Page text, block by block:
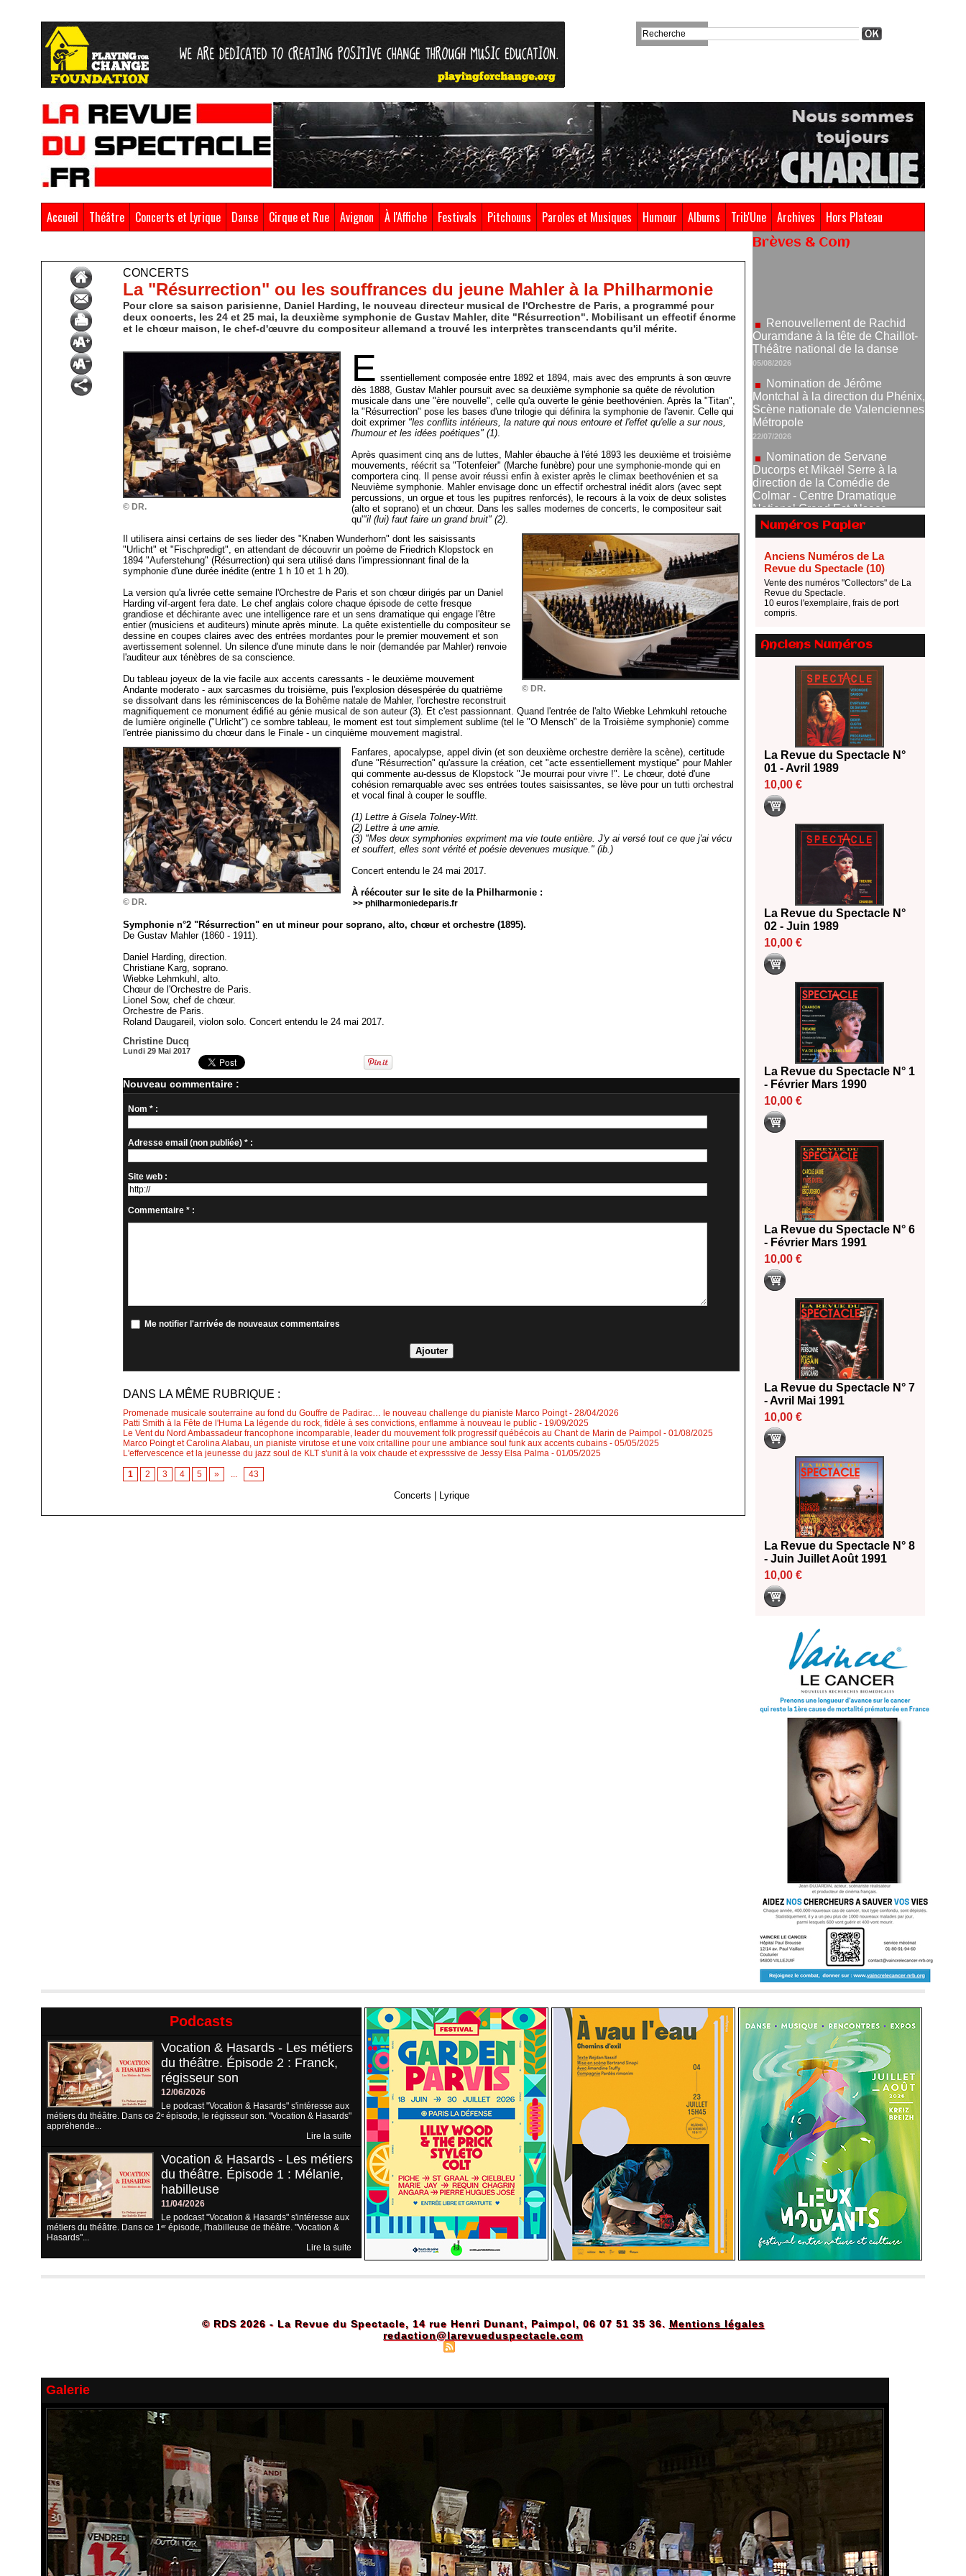
Accueil Théâtre Concerts et Lyrique Danse Cirque et Rue Avignon À l'Affiche Festivals Pitchouns Paroles et Musiques Humour Albums Trib'Une Archives Hors Plateau
CONCERTS
La "Résurrection" ou les souffrances du jeune Mahler à la Philharmonie
Pour clore sa saison parisienne, Daniel Harding, le nouveau directeur musical de l'Orchestre de Paris, a programmé pour
deux concerts, les 24 et 25 mai, la deuxième symphonie de Gustav Mahler, dite "Résurrection". Mobilisant un effectif énorme
et le chœur maison, le chef-d'œuvre du compositeur allemand a trouvé les interprètes transcendants qu'il mérite.
© DR.
E ssentiellement composée entre 1892 et 1894, mais avec des emprunts à son œuvre
dès 1888, Gustav Mahler poursuit avec sa deuxième symphonie sa quête de révolution
musicale dans une "ère nouvelle", celle qu'a ouverte le génie beethovénien. Après la "Titan",
la "Résurrection" pose les bases d'une trilogie qui définira la symphonie de l'avenir. Celle qui
doit exprimer "les conflits intérieurs, la nature qui nous entoure et l'effet qu'elle a sur nous,
l'humour et les idées poétiques" (1).
Après quasiment cinq ans de luttes, Mahler ébauche à l'été 1893 les deuxième et troisième
mouvements, réécrit sa "Totenfeier" (Marche funèbre) pour une symphonie-monde qui en
comportera cinq. Il pense avoir réussi enfin à exister après le climax beethovénien et sa
Neuvième symphonie. Mahler envisage donc un effectif orchestral inédit alors (avec sept
percussions, un orgue et tous les pupitres renforcés), le recours à la voix de deux solistes
(alto et soprano) et un chœur. Dans les salles modernes de concerts, le compositeur sait
qu'"il (lui) faut faire un grand bruit" (2).
© DR.
Il utilisera ainsi certains de ses lieder des "Knaben Wunderhorn" dont les saisissants
"Urlicht" et "Fischpredigt", en attendant de découvrir un poème de Friedrich Klopstock en
1894 "Auferstehung" (Résurrection) qui sera utilisé dans l'impressionnant final de la
symphonie d'une durée inédite (entre 1 h 10 et 1 h 20).
La version qu'a livrée cette semaine l'Orchestre de Paris et son chœur dirigés par un Daniel
Harding vif-argent fera date. Le chef anglais colore chaque épisode de cette fresque
grandiose et déchirante avec une intelligence rare et un sens dramatique qui engage l'être
entier (musiciens et auditeurs) minute après minute. La quête existentielle du compositeur se
dessine en coupes claires avec des entrées mordantes pour le premier mouvement et son
avertissement solennel. Un silence d'une minute dans le noir (demandée par Mahler) renvoie
l'auditeur aux ténèbres de sa conscience.
Du tableau joyeux de la vie facile aux accents caressants - le deuxième mouvement
Andante moderato - aux sarcasmes du troisième, puis l'explosion désespérée du quatrième
se dissolvant dans les réminiscences de la Bohême natale de Mahler, l'orchestre reconstruit
magnifiquement ce monument édifié au génie musical de son auteur (3). Et c'est passionnant. Quand l'entrée de l'alto Wiebke Lehmkuhl retouche
de lumière originelle ("Urlicht") ce sombre tableau, le moment est tout simplement sublime (tel le "O Mensch" de la Troisième symphonie) comme
l'entrée pianissimo du chœur dans le Finale - un cinquième mouvement magistral.
© DR.
Fanfares, apocalypse, appel divin (et son deuxième orchestre derrière la scène), certitude
d'une "Résurrection" qu'assure la création, cet "acte essentiellement mystique" pour Mahler
qui commente au-dessus de Klopstock "Je mourrai pour vivre !". Le chœur, doté d'une
cohésion remarquable avec ses entrées toutes saisissantes, se lève pour un tutti orchestral
et vocal final à couper le souffle.
(1) Lettre à Gisela Tolney-Witt.
(2) Lettre à une amie.
(3) "Mes deux symphonies expriment ma vie toute entière. J'y ai versé tout ce que j'ai vécu
et souffert, elles sont vérité et poésie devenues musique." (ib.)
Concert entendu le 24 mai 2017.
À réécouter sur le site de la Philharmonie :
>> philharmoniedeparis.fr
Symphonie n°2 "Résurrection" en ut mineur pour soprano, alto, chœur et orchestre (1895).
De Gustav Mahler (1860 - 1911).
Daniel Harding, direction.
Christiane Karg, soprano.
Wiebke Lehmkuhl, alto.
Chœur de l'Orchestre de Paris.
Lionel Sow, chef de chœur.
Orchestre de Paris.
Roland Daugareil, violon solo. Concert entendu le 24 mai 2017.
Christine Ducq
Lundi 29 Mai 2017
Nouveau commentaire :
Nom * :
Adresse email (non publiée) * :
Site web :
Commentaire * :
Me notifier l'arrivée de nouveaux commentaires
DANS LA MÊME RUBRIQUE :
Promenade musicale souterraine au fond du Gouffre de Padirac… le nouveau challenge du pianiste Marco Poingt - 28/04/2026
Patti Smith à la Fête de l'Huma La légende du rock, fidèle à ses convictions, enflamme à nouveau le public - 19/09/2025
Le Vent du Nord Ambassadeur francophone incomparable, leader du mouvement folk progressif québécois au Chant de Marin de Paimpol - 01/08/2025
Marco Poingt et Carolina Alabau, un pianiste virutose et une voix critalline pour une ambiance soul funk aux accents cubains - 05/05/2025
L'effervescence et la jeunesse du jazz soul de KLT s'unit à la voix chaude et expresssive de Jessy Elsa Palma - 01/05/2025
1 2 3 4 5 » ... 43
Concerts Lyrique
Brèves & Com
Nomination de Jérôme
Montchal à la direction du Phénix,
Scène nationale de Valenciennes
22/07/2026
Nomination de Servane
Ducorps et Mikaël Serre à la
direction de la Comédie de
National Grand Est Alsace
07/07/2026
Thomas Jolly et Laëtitia
Guédon nommés à la direction du
TNP
Fonds SACD Théâtre : les
lauréats 2026
23/06/2026
Dispositif ARTCENA Écrire
pour le cirque, les lauréats 2026 !
Le palmarès des prix SACD
Les 10 lauréats du Fonds
Grandes Formes Théâtre 2026
Nomination de Nathalie
Garraud et Olivier Saccomano à
la direction du Théâtre de
Gennevilliers - CDN
13/06/2026
Dispositif SACD Auteurs
d'espaces : les lauréats 2026
Numéros Papier
Anciens Numéros de La
Revue du Spectacle (10)
Vente des numéros "Collectors" de La
Revue du Spectacle.
10 euros l'exemplaire, frais de port
compris.
Anciens Numéros
La Revue du Spectacle N°
01 - Avril 1989
10,00 €
La Revue du Spectacle N°
02 - Juin 1989
10,00 €
La Revue du Spectacle N° 1
- Février Mars 1990
10,00 €
La Revue du Spectacle N° 6
- Février Mars 1991
10,00 €
La Revue du Spectacle N° 7
- Avril Mai 1991
10,00 €
La Revue du Spectacle N° 8
- Juin Juillet Août 1991
10,00 €
Podcasts
Vocation & Hasards - Les métiers
du théâtre. Épisode 2 : Franck,
régisseur son
12/06/2026
Le podcast "Vocation & Hasards" s'intéresse aux
métiers du théâtre. Dans ce 2ᵉ épisode, le régisseur son. "Vocation & Hasards"
appréhende...
Lire la suite
Vocation & Hasards - Les métiers
du théâtre. Épisode 1 : Mélanie,
habilleuse
11/04/2026
Le podcast "Vocation & Hasards" s'intéresse aux
métiers du théâtre. Dans ce 1ᵉʳ épisode, l'habilleuse de théâtre. "Vocation &
Hasards"...
Lire la suite
© RDS 2026 - La Revue du Spectacle, 14 rue Henri Dunant, Paimpol, 06 07 51 35 36. Mentions légales
redaction@larevueduspectacle.com
Galerie